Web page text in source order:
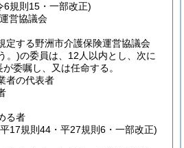
6規則15・一部改正)
営協議会
定する野洲市介護保険運営協議会
。)の委員は、12人以内とし、次に
委嘱し、又は任命する。
者の代表者
る者
17規則44・平27規則6・一部改正)